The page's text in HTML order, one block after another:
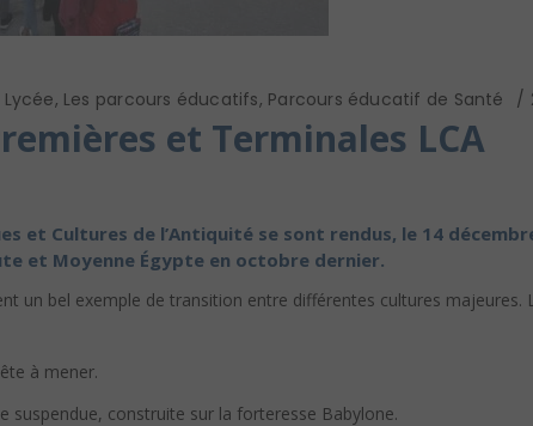
, Les parcours éducatifs, Parcours éducatif de Santé
et Terminales LCA
et Cultures de l’Antiquité se sont rendus, le 14
et Moyenne Égypte en octobre dernier.
un bel exemple de transition entre différentes cultures majeures.
à mener.
suspendue, construite sur la forteresse Babylone.